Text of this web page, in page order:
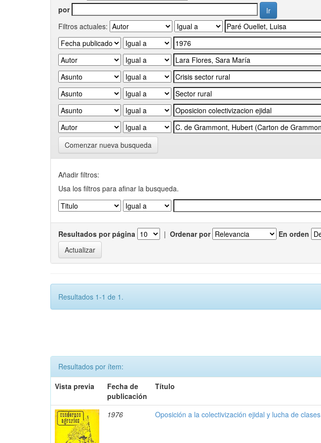
por
Filtros actuales:
Comenzar nueva busqueda
Añadir filtros:
Usa los filtros para afinar la busqueda.
Resultados por página | Ordenar por En orden
Resultados 1-1 de 1.
Resultados por ítem:
Vista previa
Fecha de
publicación
Título
1976 Oposición a la colectivización ejidal y lucha de clases